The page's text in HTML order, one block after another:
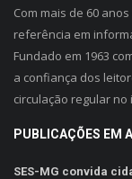
Com mais de 60
referência em
Fundado em 1963
a confiança dos
circulação regular
PUBLICAÇÕES EM
SES-MG convida